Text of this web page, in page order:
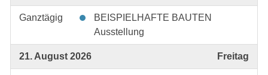
Ganztägig
BEISPIELHAFTE BAUTEN
Ausstellung
21. August 2026 Freitag